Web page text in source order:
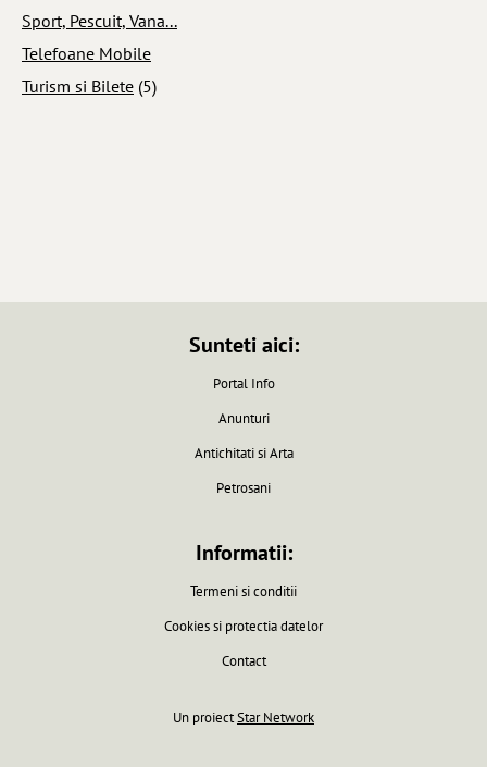
Sport, Pescuit, Vana...
Telefoane Mobile
Turism si Bilete (5)
Sunteti aici:
Portal Info
Anunturi
Antichitati si Arta
Petrosani
Informatii:
Termeni si conditii
Cookies si protectia datelor
Contact
Un proiectStar Network